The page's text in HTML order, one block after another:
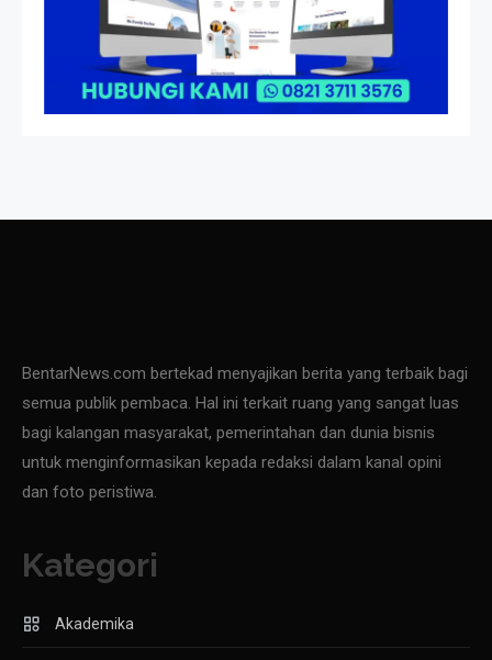
BentarNews.com bertekad menyajikan berita yang terbaik bagi
semua publik pembaca. Hal ini terkait ruang yang sangat luas
bagi kalangan masyarakat, pemerintahan dan dunia bisnis
untuk menginformasikan kepada redaksi dalam kanal opini
dan foto peristiwa.
Kategori
Akademika